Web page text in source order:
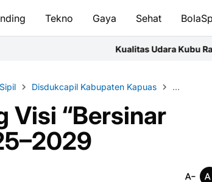
Tekno Gaya Sehat
Kualitas Udara Kubu Raya Jumat Pagi Masuk
Disdukcapil Kabupaten Kapuas Forum
Visi “Bersinar